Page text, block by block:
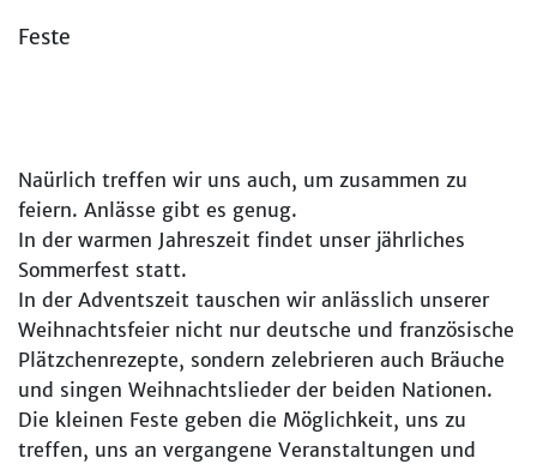
Feste
Naürlich treffen wir uns auch, um zusammen zu
feiern. Anlässe gibt es genug.
In der warmen Jahreszeit findet unser jährliches
Sommerfest statt.
In der Adventszeit tauschen wir anlässlich unserer
Weihnachtsfeier nicht nur deutsche und französische
Plätzchenrezepte, sondern zelebrieren auch Bräuche
und singen Weihnachtslieder der beiden Nationen.
Die kleinen Feste geben die Möglichkeit, uns zu
treffen, uns an vergangene Veranstaltungen und